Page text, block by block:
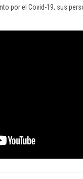
por el Covid-19, sus